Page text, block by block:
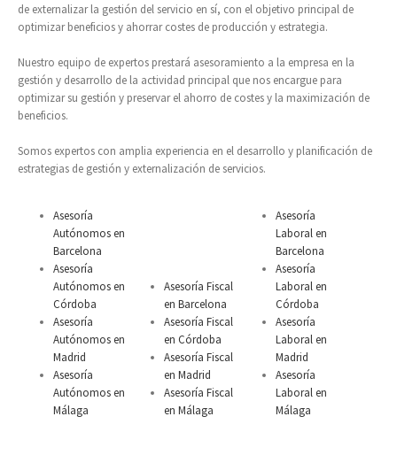
de externalizar la gestión del servicio en sí, con el objetivo principal de
optimizar beneficios y ahorrar costes de producción y estrategia.
Nuestro equipo de expertos prestará asesoramiento a la empresa en la
gestión y desarrollo de la actividad principal que nos encargue para
optimizar su gestión y preservar el ahorro de costes y la maximización de
beneficios.
Somos expertos con amplia experiencia en el desarrollo y planificación de
estrategias de gestión y externalización de servicios.
Asesoría
Autónomos en
Barcelona
Asesoría
Autónomos en
Córdoba
Asesoría
Autónomos en
Madrid
Asesoría
Autónomos en
Málaga
Asesoría Fiscal
en Barcelona
Asesoría Fiscal
en Córdoba
Asesoría Fiscal
en Madrid
Asesoría Fiscal
en Málaga
Asesoría
Laboral en
Barcelona
Asesoría
Laboral en
Córdoba
Asesoría
Laboral en
Madrid
Asesoría
Laboral en
Málaga